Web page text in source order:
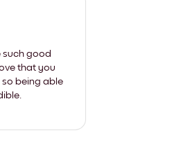
such good
that you
being able